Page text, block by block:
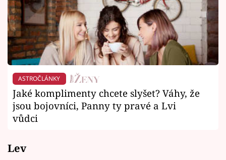
ASTROČLÁNKY
Jaké komplimenty chcete slyšet? Váhy, že
jsou bojovníci, Panny ty pravé a Lvi
vůdci
Lev